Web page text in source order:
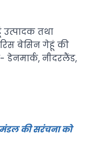
उत्पादक तथा
बेसिन गेहूं की
डेनमार्क, नीदरलैंड,
की सरंचना को